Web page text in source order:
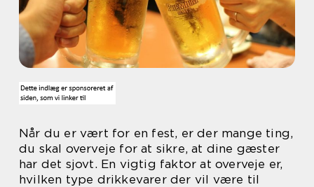
Når du er vært for en fest, er der mange ting,
du skal overveje for at sikre, at dine gæster
har det sjovt. En vigtig faktor at overveje er,
hvilken type drikkevarer der vil være til